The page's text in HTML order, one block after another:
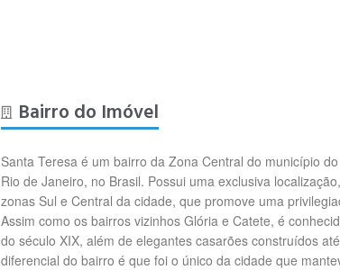
Bairro do Imóvel
Santa Teresa é um bairro da Zona Central do município
Rio de Janeiro, no Brasil. Possui uma exclusiva
zonas Sul e Central da cidade, que promove uma
Assim como os bairros vizinhos Glória e Catete, é
do século XIX, além de elegantes casarões construídos
diferencial do bairro é que foi o único da cidade que